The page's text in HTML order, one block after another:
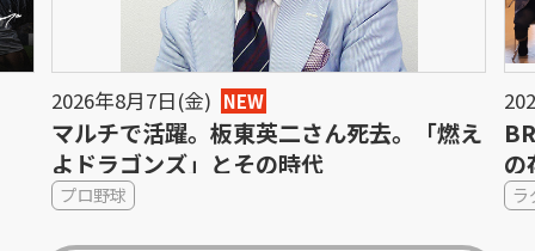
2026年8月7日(金) NEW
マルチで活躍。板東英二さん死去。「燃え
よドラゴンズ」とその時代
プロ野球
の
ラ